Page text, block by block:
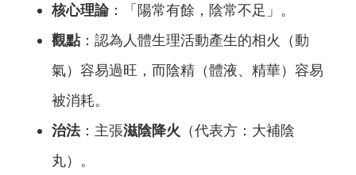
核心理論：「陽常有餘，陰常不足」。
觀點：認為人體生理活動產生的相火（動
氣）容易過旺，而陰精（體液、精華）容易
被消耗。
治法：主張滋陰降火 （代表方：大補陰
丸）。